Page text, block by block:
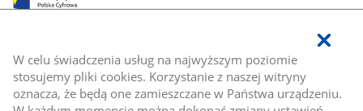
W celu świadczenia usług na najwyższym poziomie
stosujemy pliki cookies. Korzystanie z naszej witryny
oznacza, że będą one zamieszczane w Państwa urządzeniu.